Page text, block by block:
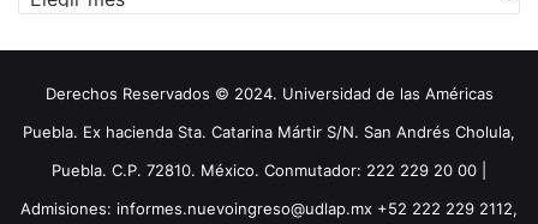
Derechos Reservados © 2024. Universidad de las Américas
Puebla. Ex hacienda Sta. Catarina Mártir S/N. San Andrés Cholula,
Puebla. C.P. 72810. México. Conmutador: 222 229 20 00 |
Admisiones: informes.nuevoingreso@udlap.mx +52 222 229 2112,